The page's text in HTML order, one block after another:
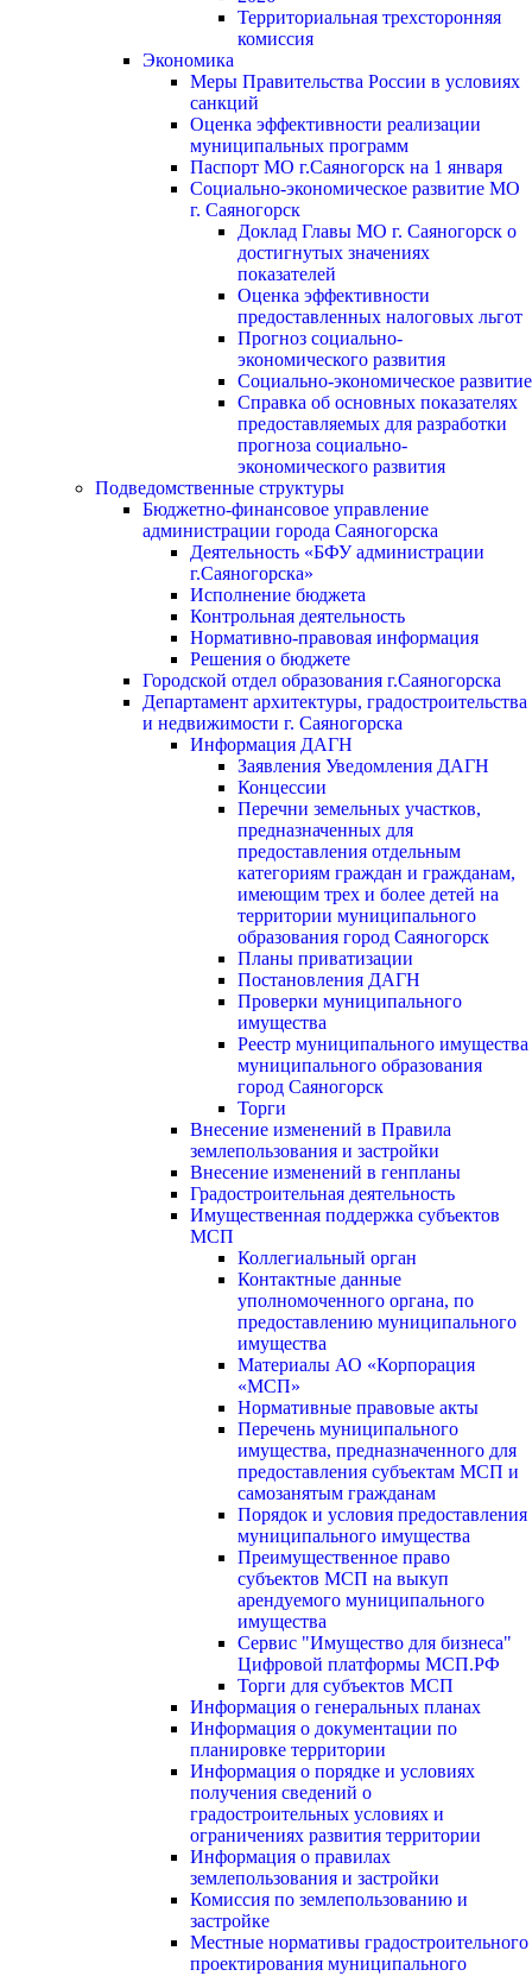
Территориальная трехсторонняя
комиссия
Экономика
Меры Правительства России в условиях
санкций
Оценка эффективности реализации
муниципальных программ
Паспорт МО г.Саяногорск на 1 января
Социально-экономическое развитие МО
г. Саяногорск
Доклад Главы МО г. Саяногорск о
достигнутых значениях
показателей
Оценка эффективности
предоставленных налоговых льгот
Прогноз социально-
экономического развития
Социально-экономическое развитие
Справка об основных показателях
предоставляемых для разработки
прогноза социально-
экономического развития
Подведомственные структуры
Бюджетно-финансовое управление
администрации города Саяногорска
Деятельность «БФУ администрации
г.Саяногорска»
Исполнение бюджета
Контрольная деятельность
Нормативно-правовая информация
Решения о бюджете
Городской отдел образования г.Саяногорска
Департамент архитектуры, градостроительства
и недвижимости г. Саяногорска
Информация ДАГН
Заявления Уведомления ДАГН
Концессии
Перечни земельных участков,
предназначенных для
предоставления отдельным
категориям граждан и гражданам,
имеющим трех и более детей на
территории муниципального
образования город Саяногорск
Планы приватизации
Постановления ДАГН
Проверки муниципального
имущества
Реестр муниципального имущества
муниципального образования
город Саяногорск
Торги
Внесение изменений в Правила
землепользования и застройки
Внесение изменений в генпланы
Градостроительная деятельность
Имущественная поддержка субъектов
МСП
Коллегиальный орган
Контактные данные
уполномоченного органа, по
предоставлению муниципального
имущества
Материалы АО «Корпорация
«МСП»
Нормативные правовые акты
Перечень муниципального
имущества, предназначенного для
предоставления субъектам МСП и
самозанятым гражданам
Порядок и условия предоставления
муниципального имущества
Преимущественное право
субъектов МСП на выкуп
арендуемого муниципального
имущества
Сервис "Имущество для бизнеса"
Цифровой платформы МСП.РФ
Торги для субъектов МСП
Информация о генеральных планах
Информация о документации по
планировке территории
Информация о порядке и условиях
получения сведений о
градостроительных условиях и
ограничениях развития территории
Информация о правилах
землепользования и застройки
Комиссия по землепользованию и
застройке
Местные нормативы градостроительного
проектирования муниципального